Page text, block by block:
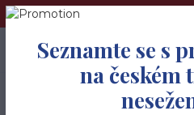
➢Terče pod dlažbu naleznete na
+420 605 740 744
Seznamte se s
na českém